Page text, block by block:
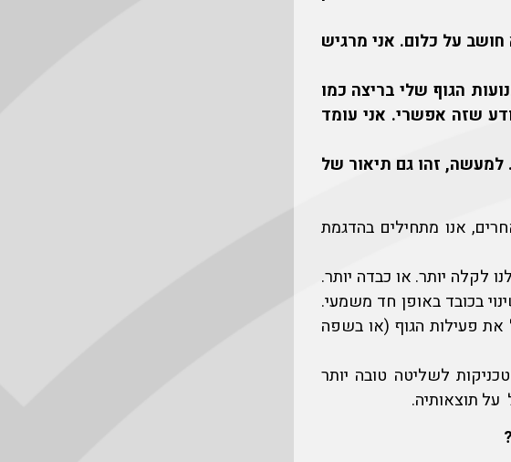
על כלום. אני מרגיש
הגוף שלי בריצה כמו
שזה אפשרי. אני עומד
זהו גם תיאור של
אנו מתחילים בהדגמת
לקלה יותר. או כבדה יותר.
בכובד באופן חד משמעי.
את פעילות הגוף (או בשפה
לשליטה טובה יותר
על תוצאותיה.